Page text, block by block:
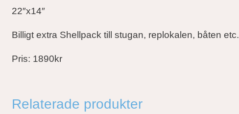
22″x14″
Billigt extra Shellpack till stugan, replokalen, båten etc.
Pris: 1890kr
Relaterade produkter